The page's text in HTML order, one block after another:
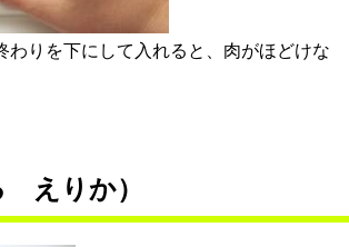
りを下にして入れると、肉がほどけな
えりか）